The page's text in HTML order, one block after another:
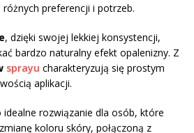
preferencji i potrzeb.
, dzięki swojej lekkiej konsystencji,
bardzo naturalny efekt opalenizny. Z
sprayu charakteryzują się prostym
aplikacji.
idealne rozwiązanie dla osób, które
koloru skóry, połączoną z